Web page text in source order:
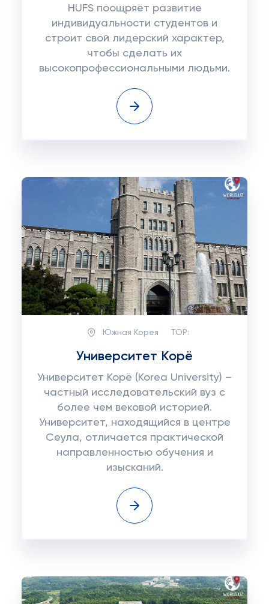
HUFS поощряет развитие
индивидуальности студентов и
строит свой лидерский характер,
чтобы сделать их
высокопрофессиональными людьми.
Южная Корея TOP:
Университет Корё
Университет Корё (Korea University) –
частный исследовательский вуз с
более чем вековой историей.
Университет, находящийся в центре
Сеула, отличается практической
направленностью обучения и
изысканий.